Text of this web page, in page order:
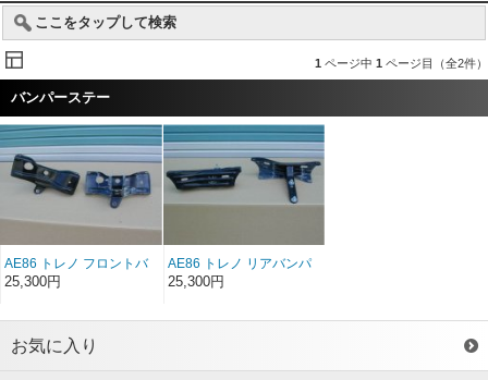
ここをタップして検索
1 ページ中 1 ページ目（全2件）
バンパーステー
AE86 トレノ フロントバ
ンパーステーFRP（左右
25,300円
AE86 トレノ リアバンパ
ーステーFRP（左右セッ
25,300円
お気に入り